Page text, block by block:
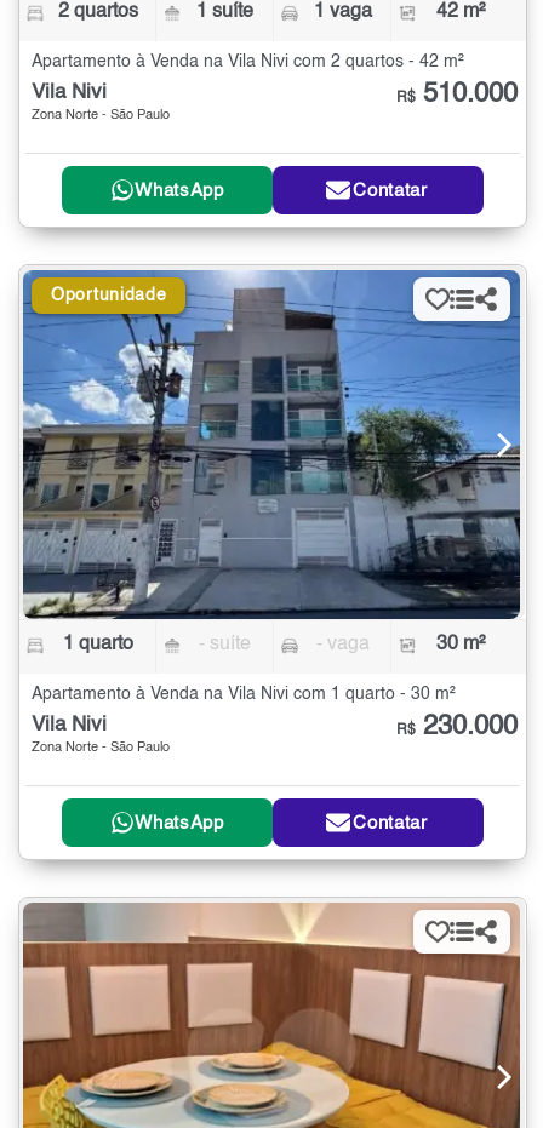
2 quartos 1 suíte 1 vaga 42 m²
Apartamento à Venda na Vila Nivi com 2 quartos - 42 m²
Vila Nivi
Zona Norte - São Paulo
R$ 510.000
WhatsApp Contatar
Oportunidade
1 quarto - suíte - vaga 30 m²
Apartamento à Venda na Vila Nivi com 1 quarto - 30 m²
Vila Nivi
Zona Norte - São Paulo
R$ 230.000
WhatsApp Contatar